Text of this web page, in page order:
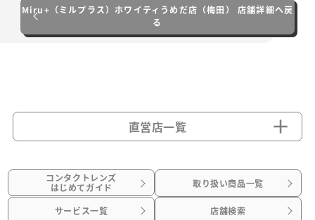
Miru+（ミルプラス）ホワイティうめだ店（梅田） 店舗詳細へ戻
る
直営店一覧
コンタクトレンズ
はじめてガイド 取り扱い商品一覧
サービス一覧 店舗検索